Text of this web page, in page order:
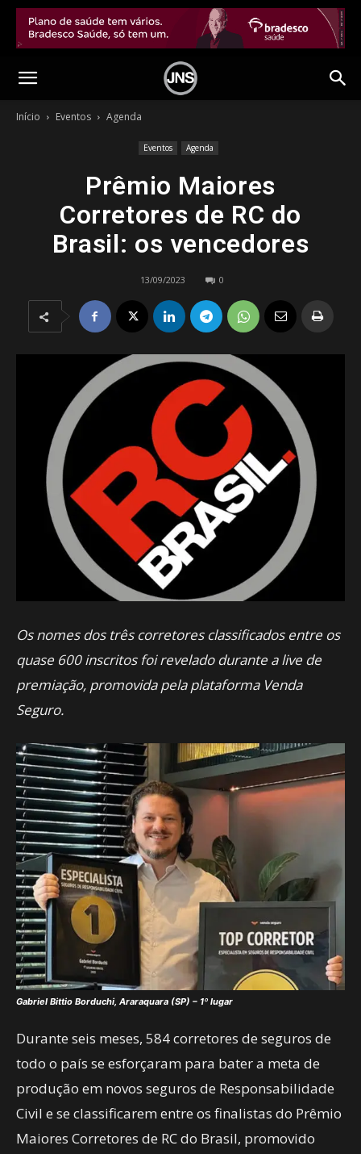
Início Eventos Agenda
Eventos Agenda
Prêmio Maiores
Corretores de RC do
Brasil: os vencedores
13/09/2023 0
Os nomes dos três corretores classificados entre os
quase 600 inscritos foi revelado durante a live de
premiação, promovida pela plataforma Venda
Seguro.
Gabriel Bittio Borduchi, Araraquara (SP) – 1º lugar
Durante seis meses, 584 corretores de seguros de
todo o país se esforçaram para bater a meta de
produção em novos seguros de Responsabilidade
Civil e se classificarem entre os finalistas do Prêmio
Maiores Corretores de RC do Brasil, promovido